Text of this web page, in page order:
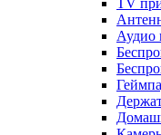
TV
Аудио